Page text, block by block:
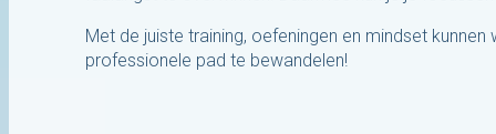
Met de juiste training, oefeningen en mindset
professionele pad te bewandelen!